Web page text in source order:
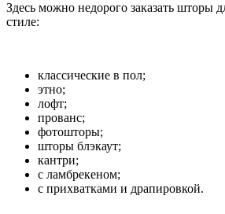
Здесь можно недорого заказать шторы
стиле:
классические в пол;
этно;
лофт;
прованс;
фотошторы;
шторы блэкаут;
кантри;
с ламбрекеном;
с прихватками и драпировкой.